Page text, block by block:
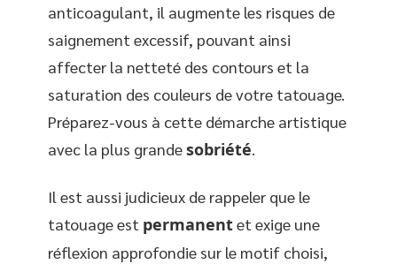
anticoagulant, il augmente les risques de
saignement excessif, pouvant ainsi
affecter la netteté des contours et la
saturation des couleurs de votre tatouage.
Préparez-vous à cette démarche artistique
avec la plus grandesobriété
Il est aussi judicieux de rappeler que le
tatouage est permanentet exige une
réflexion approfondie sur le motif choisi,